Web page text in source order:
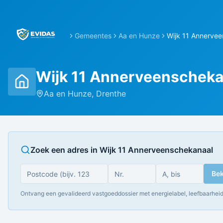
Gemeentes Aa en Hunze Wijk 11
Wijk 11
Aa en Hunze, Drenthe
Zoek een adres in Wijk 11 Annerveenschekanaal
Ontvang een gevalideerd vastgoeddossier met energielabel,